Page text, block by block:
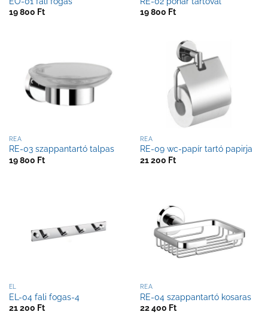
19 800 Ft
19 800 Ft
REA
RE-03 szappantartó talpas
19 800 Ft
REA
RE-09 wc-papír tartó papirja
21 200 Ft
EL
EL-04 fali fogas-4
21 200 Ft
REA
RE-04 szappantartó kosaras
22 400 Ft